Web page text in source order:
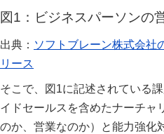
図1：ビジネスパーソンの
出典： ソフトブレーン株式会社
リース
そこで、図1に記述されている
イドセールスを含めたナーチャ
のか、営業なのか）と能力強化